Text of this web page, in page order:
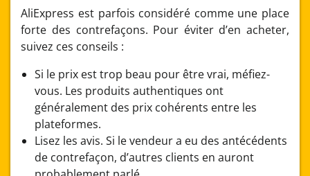
AliExpress est parfois considéré comme une place
forte des contrefaçons. Pour éviter d’en acheter,
suivez ces conseils :
Si le prix est trop beau pour être vrai, méfiez-
vous. Les produits authentiques ont
généralement des prix cohérents entre les
plateformes.
Lisez les avis. Si le vendeur a eu des antécédents
de contrefaçon, d’autres clients en auront